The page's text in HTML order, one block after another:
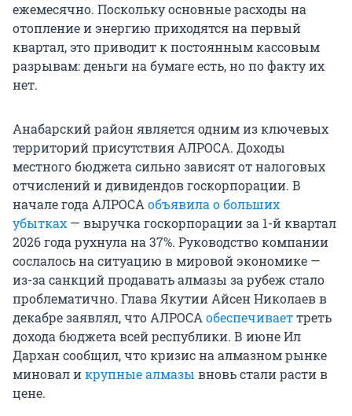
ежемесячно. Поскольку основные расходы на
отопление и энергию приходятся на первый
квартал, это приводит к постоянным кассовым
разрывам: деньги на бумаге есть, но по факту их
нет.
Анабарский район является одним из ключевых
территорий присутствия АЛРОСА. Доходы
местного бюджета сильно зависят от налоговых
отчислений и дивидендов госкорпорации. В
начале года АЛРОСАобъявила о больших
убытках — выручка госкорпорации за 1-й квартал
2026 года рухнула на 37%. Руководство компании
сослалось на ситуацию в мировой экономике —
из-за санкций продавать алмазы за рубеж стало
проблематично. Глава Якутии Айсен Николаев в
декабре заявлял, что АЛРОСАобеспечиваеттреть
дохода бюджета всей республики. В июне Ил
Дархан сообщил, что кризис на алмазном рынке
миновал икрупные алмазы вновь стали расти в
цене.